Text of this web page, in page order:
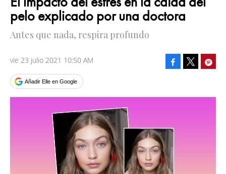
pelo explicado por una doctora
Antes que nada, respira profundo
vie 23 julio 2021 10:50 AM
Añadir Elle en Google
Facebook